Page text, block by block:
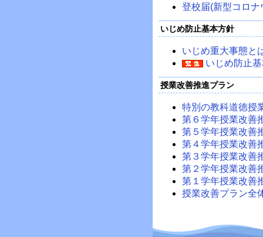
登校届(新型コロ
いじめ防止基本方針
いじめ重大事態と
いじめ防止
授業改善推進プラン
特別の教科道徳授
第６学年授業改善
第５学年授業改善
第４学年授業改善
第３学年授業改善
第２学年授業改善
第１学年授業改善
授業改善プラン全